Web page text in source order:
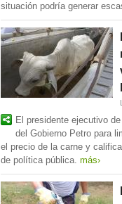
situación podría generar
El presidente ejecutivo
del Gobierno Petro para
el precio de la carne y
de política pública. más›